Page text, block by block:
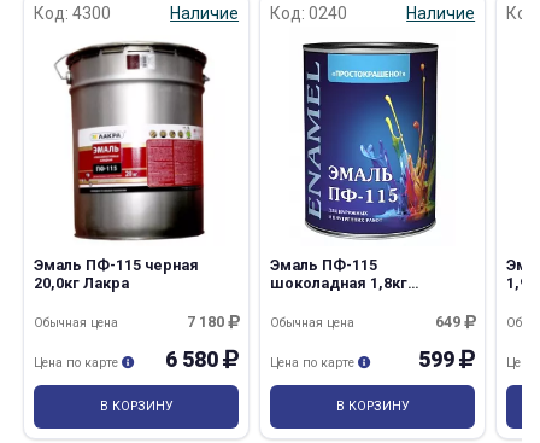
Код: 4300 Наличие
Эмаль ПФ-115 черная
20,0кг Лакра
7 180
Обычная цена
6 580
Цена по карте
В КОРЗИНУ
Код: 0240 Наличие
Эмаль ПФ-115
шоколадная 1,8кг
649
Обычная цена
599
Цена по карте
В КОРЗИНУ
Цена